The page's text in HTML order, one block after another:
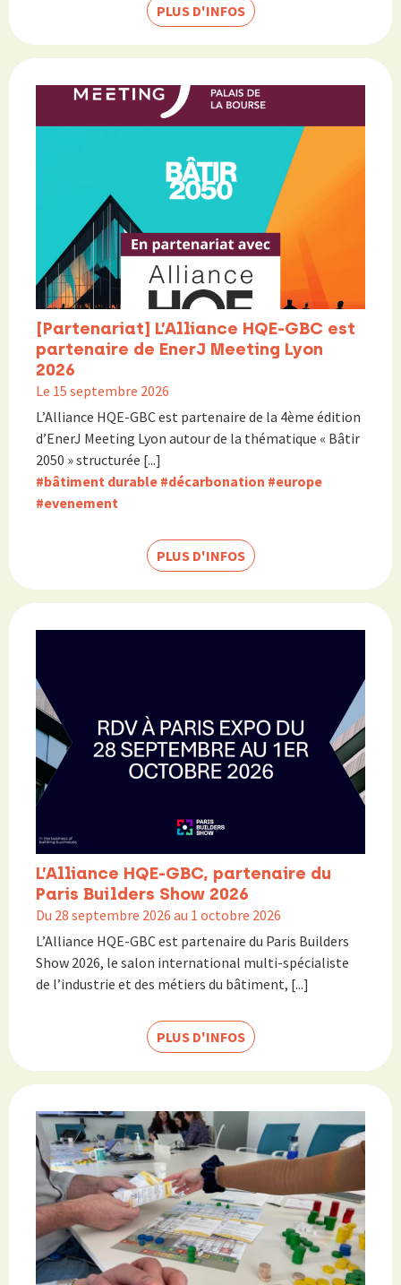
PLUS D'INFOS
[Partenariat] L’Alliance HQE-GBC est
partenaire de EnerJ Meeting Lyon
2026
Le 15 septembre 2026
L’Alliance HQE-GBC est partenaire de la 4ème édition
d’EnerJ Meeting Lyon autour de la thématique « Bâtir
2050 » structurée [...]
#bâtiment durable #décarbonation #europe
#evenement
PLUS D'INFOS
L’Alliance HQE-GBC, partenaire du
Paris Builders Show 2026
Du 28 septembre 2026 au 1 octobre 2026
L’Alliance HQE-GBC est partenaire du Paris Builders
Show 2026, le salon international multi-spécialiste
de l’industrie et des métiers du bâtiment, [...]
PLUS D'INFOS